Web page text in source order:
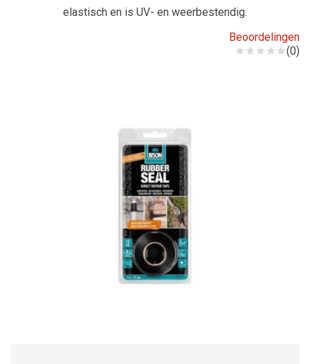
elastisch en is UV- en weerbestendig.
Beoordelingen
(0)